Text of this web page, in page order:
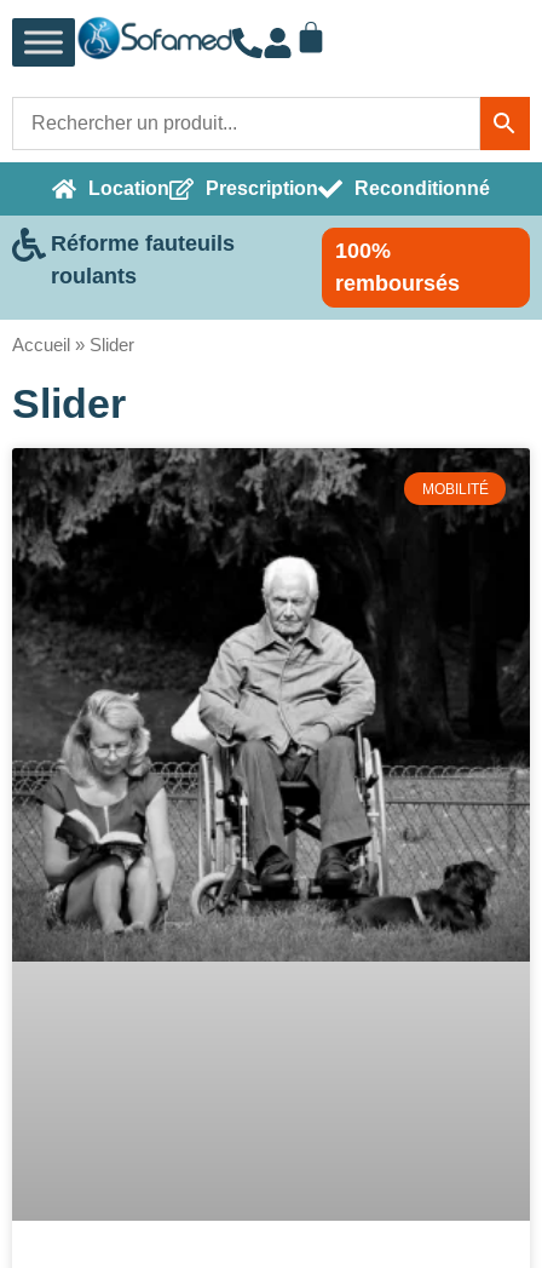
Location Prescription Reconditionné
Réforme fauteuils
roulants
100%
remboursés
Accueil » Slider
Slider
MOBILITÉ